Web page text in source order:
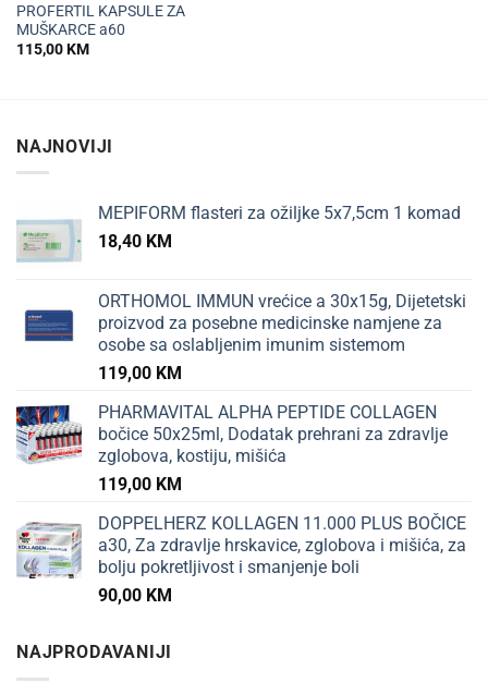
PROFERTIL KAPSULE ZA
MUŠKARCE a60
115,00KM
NAJNOVIJI
MEPIFORM flasteri za ožiljke 5x7,5cm 1 komad
18,40 KM
ORTHOMOL IMMUN vrećice a 30x15g, Dijetetski
proizvod za posebne medicinske namjene za
osobe sa oslabljenim imunim sistemom
119,00 KM
PHARMAVITAL ALPHA PEPTIDE COLLAGEN
bočice 50x25ml, Dodatak prehrani za zdravlje
zglobova, kostiju, mišića
119,00 KM
DOPPELHERZ KOLLAGEN 11.000 PLUS BOČICE
a30, Za zdravlje hrskavice, zglobova i mišića, za
bolju pokretljivost i smanjenje boli
90,00 KM
NAJPRODAVANIJI